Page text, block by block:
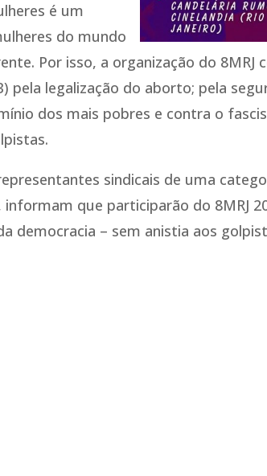
é um
do mundo
Por isso, a organização do 8MRJ
pela legalização do aborto; pela
dos mais pobres e contra o
representantes sindicais de uma
que participarão do 8MRJ
democracia – sem anistia aos